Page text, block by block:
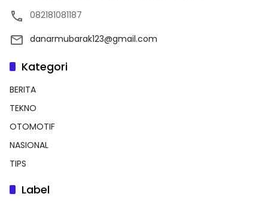
082181081187
danarmubarak123@gmail.com
Kategori
BERITA
TEKNO
OTOMOTIF
NASIONAL
TIPS
Label